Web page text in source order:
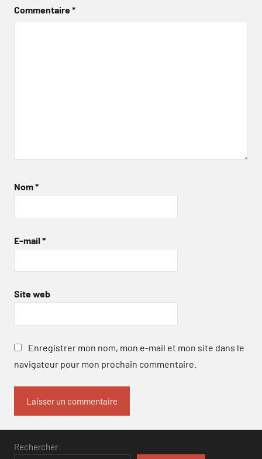
Commentaire*
Nom*
E-mail *
Site web
Enregistrer mon nom, mon e-mail et mon site dans le
navigateur pour mon prochain commentaire.
Rechercher